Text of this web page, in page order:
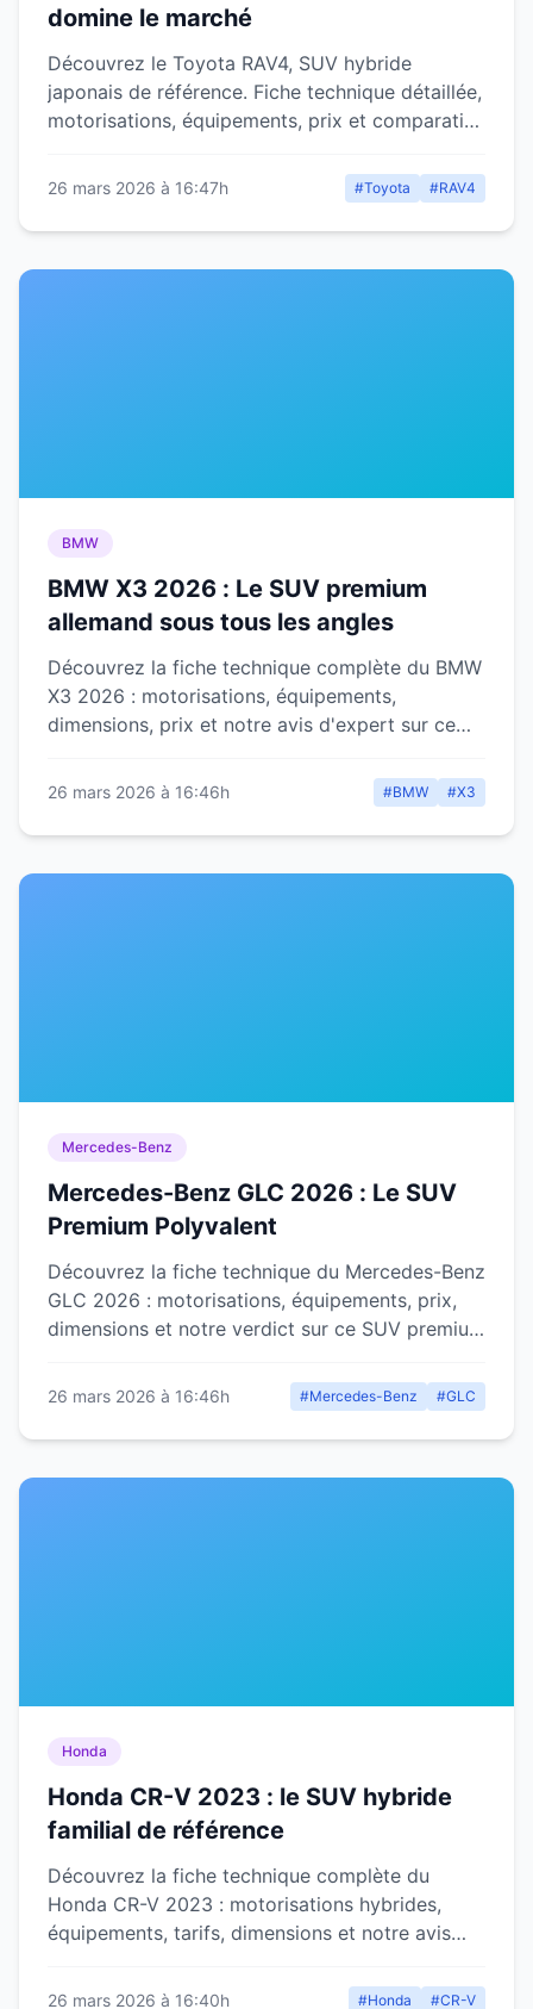
domine le marché
Découvrez le Toyota RAV4, SUV hybride
japonais de référence. Fiche technique détaillée,
motorisations, équipements, prix et comparatif
26 mars 2026 à 16:47h #Toyota #RAV4
BMW
BMW X3 2026 : Le SUV premium
allemand sous tous les angles
Découvrez la fiche technique complète du BMW
X3 2026 : motorisations, équipements,
dimensions, prix et notre avis d'expert sur ce
26 mars 2026 à 16:46h #BMW #X3
Mercedes-Benz
Mercedes-Benz GLC 2026 : Le SUV
Premium Polyvalent
Découvrez la fiche technique du Mercedes-Benz
GLC 2026 : motorisations, équipements, prix,
dimensions et notre verdict sur ce SUV premium
26 mars 2026 à 16:46h #Mercedes-Benz #GLC
Honda
Honda CR-V 2023 : le SUV hybride
familial de référence
Découvrez la fiche technique complète du
Honda CR-V 2023 : motorisations hybrides,
équipements, tarifs, dimensions et notre avis
26 mars 2026 à 16:40h #Honda #CR-V